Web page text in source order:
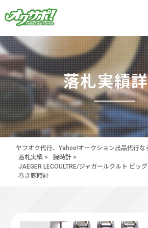
落札実績
ヤフオク代行、Yahoo!オークション出品代行な
落札実績 > 腕時計 >
JAEGER LECOULTRE/ジャガールクルト ビッ
巻き腕時計